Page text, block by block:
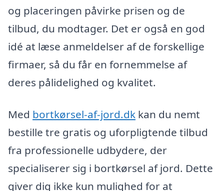
og placeringen påvirke prisen og de
tilbud, du modtager. Det er også en god
idé at læse anmeldelser af de forskellige
firmaer, så du får en fornemmelse af
deres pålidelighed og kvalitet.
Med bortkørsel-af-jord.dk kan du nemt
bestille tre gratis og uforpligtende tilbud
fra professionelle udbydere, der
specialiserer sig i bortkørsel af jord. Dette
giver dig ikke kun mulighed for at